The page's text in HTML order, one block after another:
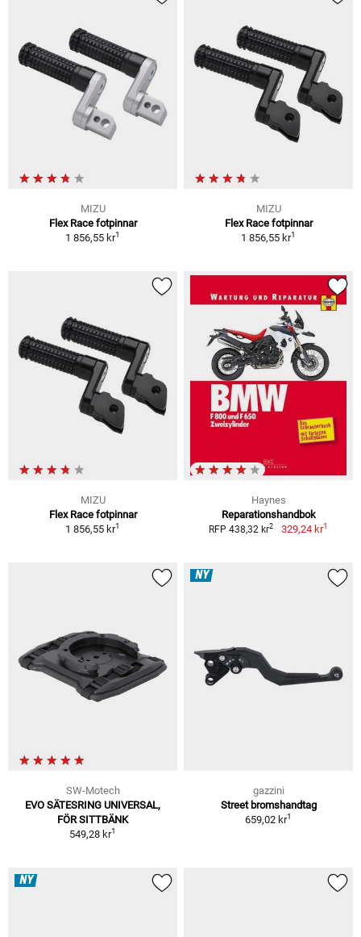
MIZU
Flex Race fotpinnar
1 856,55 kr1
MIZU
Flex Race fotpinnar
1 856,55 kr1
MIZU
Flex Race fotpinnar
1 856,55 kr1
Haynes
Reparationshandbok
RFP 438,32 kr2 329,24 kr1
SW-Motech
EVO SÄTESRING UNIVERSAL,
FÖR SITTBÄNK
549,28 kr1
NY
gazzini
Street bromshandtag
659,02 kr1
NY